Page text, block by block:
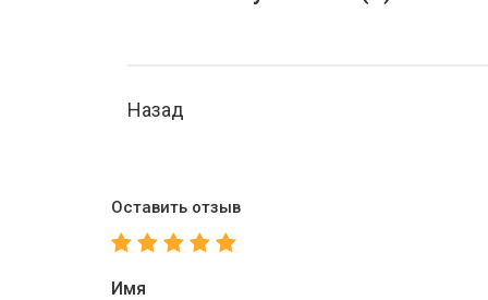
Назад
Оставить отзыв
Имя